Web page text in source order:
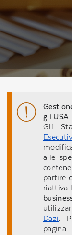
gli USA
Gli
alle
partire
riattiva
Dazi .